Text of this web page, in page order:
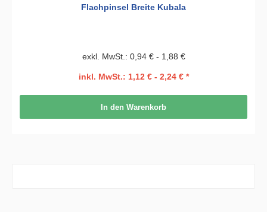
Flachpinsel Breite Kubala
exkl. MwSt.: 0,94 € - 1,88 €
inkl. MwSt.: 1,12 € - 2,24 € *
In den Warenkorb